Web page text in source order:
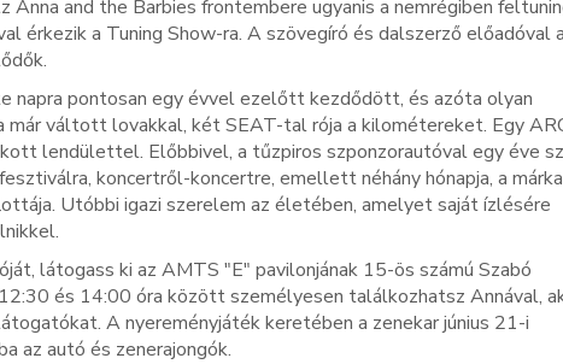
Anna and the Barbies frontembere ugyanis a nemrégiben
érkezik a Tuning Show-ra. A szövegíró és dalszerző előadóval a
napra pontosan egy évvel ezelőtt kezdődött, és azóta olyan
már váltott lovakkal, két SEAT-tal rója a kilométereket. Egy
lendülettel. Előbbivel, a tűzpiros szponzorautóval egy éve
koncertről-koncertre, emellett néhány hónapja, a
Utóbbi igazi szerelem az életében, amelyet saját ízlésére
látogass ki az AMTS "E" pavilonjának 15-ös számú Szabó
és 14:00 óra között személyesen találkozhatsz Annával,
A nyereményjáték keretében a zenekar június 21-i
az autó és zenerajongók.